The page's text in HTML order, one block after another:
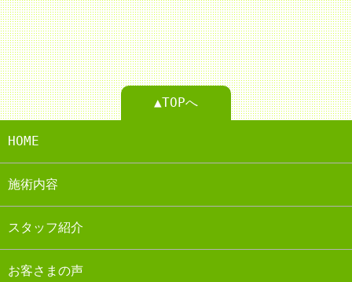
▲TOPへ
HOME
施術内容
スタッフ紹介
お客さまの声